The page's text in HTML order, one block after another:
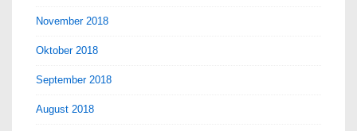
November 2018
Oktober 2018
September 2018
August 2018